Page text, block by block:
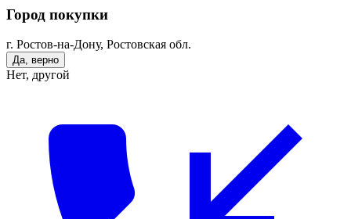
Город покупки
г. Ростов-на-Дону, Ростовская обл.
Да, верно
Нет, другой